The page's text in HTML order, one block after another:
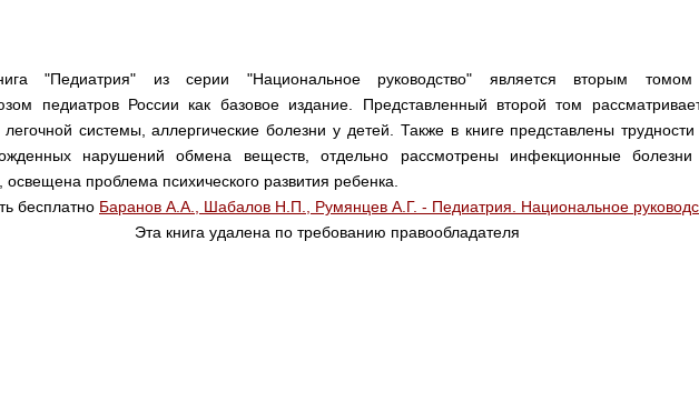
"Педиатрия" из серии "Национальное руководство" является вторым томом
педиатров России как базовое издание. Представленный второй том
системы, аллергические болезни у детей. Также в книге представлены трудности
нарушений обмена веществ, отдельно рассмотрены инфекционные болезни
проблема психического развития ребенка.
бесплатно Баранов А.А., Шабалов Н.П., Румянцев А.Г. - Педиатрия. Национальное
Эта книга удалена по требованию правообладателя